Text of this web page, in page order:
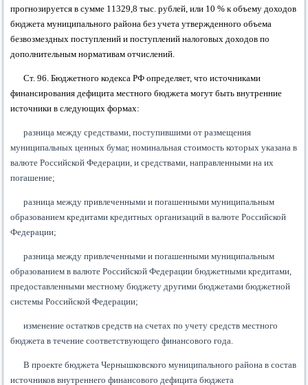
прогнозируется в сумме 11329,8 тыс. рублей, или 10 % к объему доходов
бюджета муниципального района без учета утвержденного объема
безвозмездных поступлений и поступлений налоговых доходов по
дополнительным нормативам отчислений.
Ст. 96. Бюджетного кодекса РФ определяет, что источниками
финансирования дефицита местного бюджета могут быть внутренние
источники в следующих формах:
разница между средствами, поступившими от размещения
муниципальных ценных бумаг, номинальная стоимость которых указана в
валюте Российской Федерации, и средствами, направленными на их
погашение;
разница между привлеченными и погашенными муниципальным
образованием кредитами кредитных организаций в валюте Российской
Федерации;
разница между привлеченными и погашенными муниципальным
образованием в валюте Российской Федерации бюджетными кредитами,
предоставленными местному бюджету другими бюджетами бюджетной
системы Российской Федерации;
изменение остатков средств на счетах по учету средств местного
бюджета в течение соответствующего финансового года.
В проекте бюджета Чернышковского муниципального района в состав
источников внутреннего финансового дефицита бюджета